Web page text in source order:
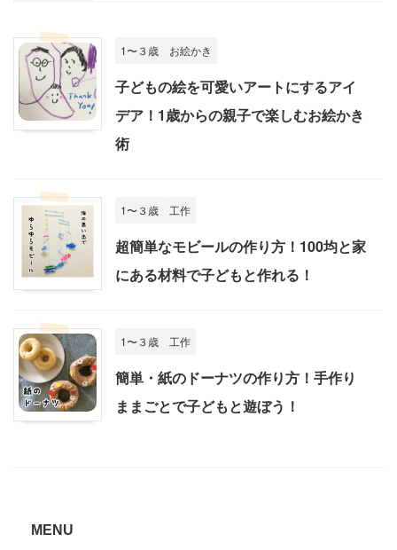
1〜３歳 お絵かき
子どもの絵を可愛いアートにするアイ
デア！1歳からの親子で楽しむお絵かき
術
1〜３歳 工作
超簡単なモビールの作り方！100均と家
にある材料で子どもと作れる！
1〜３歳 工作
簡単・紙のドーナツの作り方！手作り
ままごとで子どもと遊ぼう！
MENU